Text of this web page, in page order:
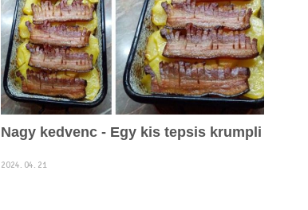
Nagy kedvenc - Egy kis tepsis krumpli
2024. 04. 21